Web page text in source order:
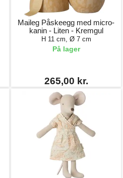
Maileg Påskeegg med micro-
kanin - Liten - Kremgul
H 11 cm, Ø 7 cm
På lager
265,00 kr.